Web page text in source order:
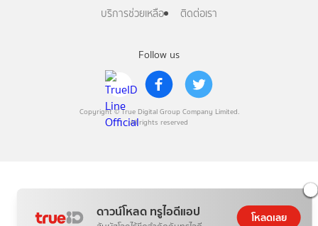
ดาวน์โหลด ทรูไอดีแอป โหลดเลย
Follow us
Copyright © True Digital Group Company Limited.
All rights reserved
บริการช่วยเหลือ
ติดต่อเรา